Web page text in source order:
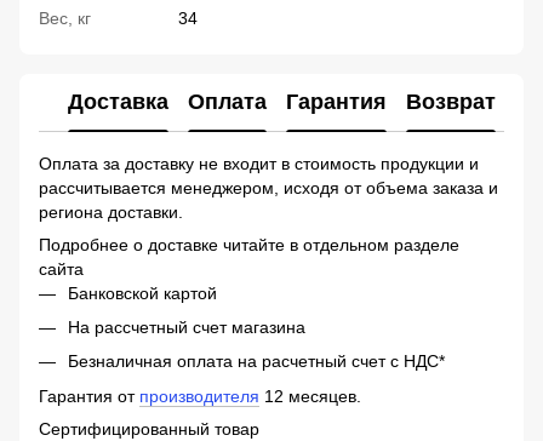
Вес, кг
34
Доставка Оплата Гарантия Возврат
Оплата за доставку не входит в стоимость продукции и
рассчитывается менеджером, исходя от объема заказа и
региона доставки.
Подробнее о доставке читайте в отдельном разделе
сайта
Банковской картой
На рассчетный счет магазина
Безналичная оплата на расчетный счет с НДС*
Гарантия от производителя 12 месяцев.
Сертифицированный товар